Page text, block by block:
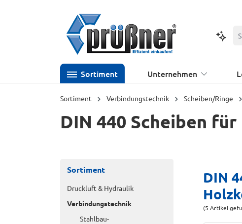
Sortiment Unternehmen
Sortiment Verbindungstechnik Scheiben/Ringe
DIN 440 Scheiben
Sortiment
Druckluft & Hydraulik
Verbindungstechnik
Stahlbau-
DIN
(5 Artikel